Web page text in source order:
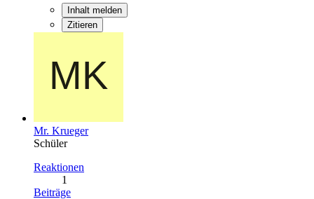
Inhalt melden
Zitieren
Mr. Krueger
Schüler
Reaktionen
1
Beiträge